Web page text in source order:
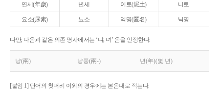
연세(年歲) 년세 이토(泥土) 니토
요소(尿素) 뇨소 익명(匿名) 닉명
다만, 다음과 같은 의존 명사에서는 ‘냐, 녀’ 음을 인정한다.
냥(兩) 냥쭝(兩-) 년(年)(몇 년)
[붙임 1] 단어의 첫머리 이외의 경우에는 본음대로 적는다.